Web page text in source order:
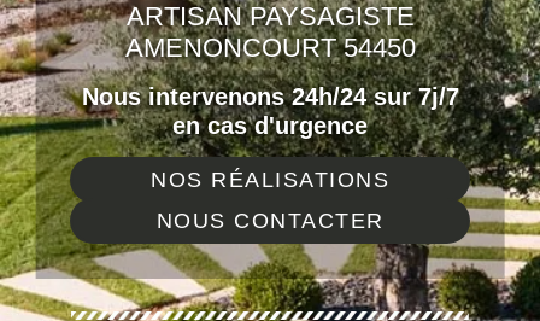
ARTISAN PAYSAGISTE
AMENONCOURT 54450
Nous intervenons 24h/24 sur 7j/7
en cas d'urgence
NOS RÉALISATIONS
NOUS CONTACTER